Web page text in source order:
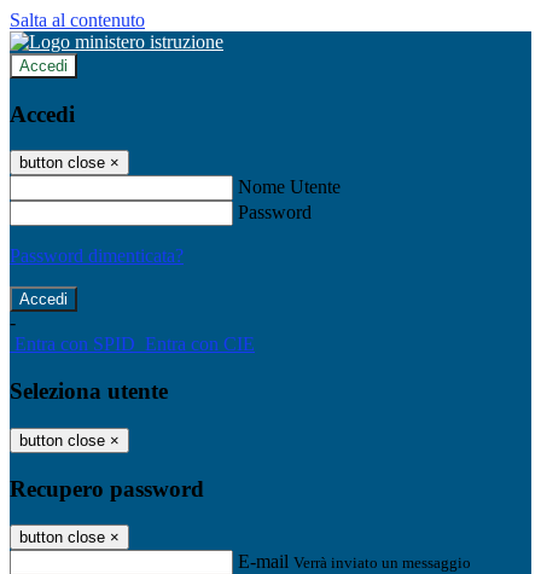
Salta al contenuto
Accedi
Accedi
button close ×
Nome Utente
Password
Password dimenticata?
-
Entra con SPID Entra con CIE
Seleziona utente
button close ×
Recupero password
button close ×
E-mail Verrà inviato un messaggio